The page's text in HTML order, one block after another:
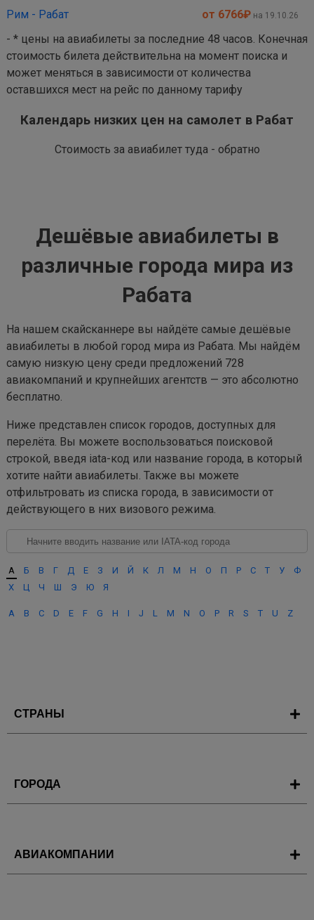
Рим - Рабат от 6766₽ на 19.10.26
- * цены на авиабилеты за последние 48 часов. Конечная
стоимость билета действительна на момент поиска и
может меняться в зависимости от количества
оставшихся мест на рейс по данному тарифу
Календарь низких цен на самолет в Рабат
Стоимость за авиабилет туда - обратно
Дешёвые авиабилеты в
различные города мира из
Рабата
На нашем скайсканнере вы найдёте самые дешёвые
авиабилеты в любой город мира из Рабата. Мы найдём
самую низкую цену среди предложений 728
авиакомпаний и крупнейших агентств — это абсолютно
бесплатно.
Ниже представлен список городов, доступных для
перелёта. Вы можете воспользоваться поисковой
строкой, введя iata-код или название города, в который
хотите найти авиабилеты. Также вы можете
отфильтровать из списка города, в зависимости от
действующего в них визового режима.
А Б В Г Д Е З И Й К Л М Н О П Р С Т У
Ф
Х
Ц Ч Ш Э Ю Я
A B C D E F G H I J L M N O P R S T U Z
СТРАНЫ
ГОРОДА
АВИАКОМПАНИИ